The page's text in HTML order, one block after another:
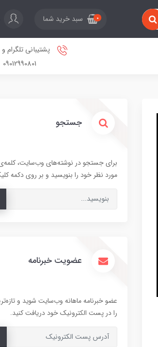
0 سبد خرید شما
پشتیبانی
09012990801
جستجو
برای جستجو در نوشته‌های وب‌سایت،
مورد نظر خود را بنویسید و بر روی دکمه
عضویت خبرنامه
عضو خبرنامه ماهانه وب‌سایت شوید و
را در پست الکترونیک خود دریافت کنید.